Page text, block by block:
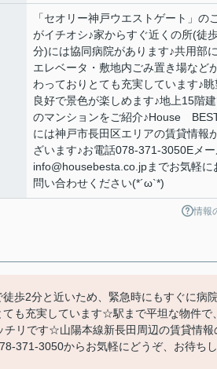
「セオリー神戸ウエストゲート」の
がイチオシ♪家からすぐ近くの所(徒
分)には協同病院があります♪共用部
エレベータ・敷地内ごみ置き場など
わっておりとても充実しています♪眺
良好で景色が楽しめます♪地上15階
のマンションをご紹介♪House
には神戸市長田区エリアの賃貸情報
ざいます♪お電話078-371-3050Eメ
info@housebesta.co.jpまでお気軽に
問い合わせください(*´ω`*)
情報
歩2分と近いため、緊急時にもすぐに病
も充実しています☆駅まで平坦な物件で
リです☆山陽本線新長田周辺の賃貸情報
371-3050からお気軽にどうぞ、お待ちし